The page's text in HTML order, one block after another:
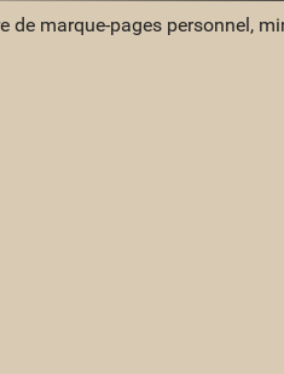
de marque-pages personnel,